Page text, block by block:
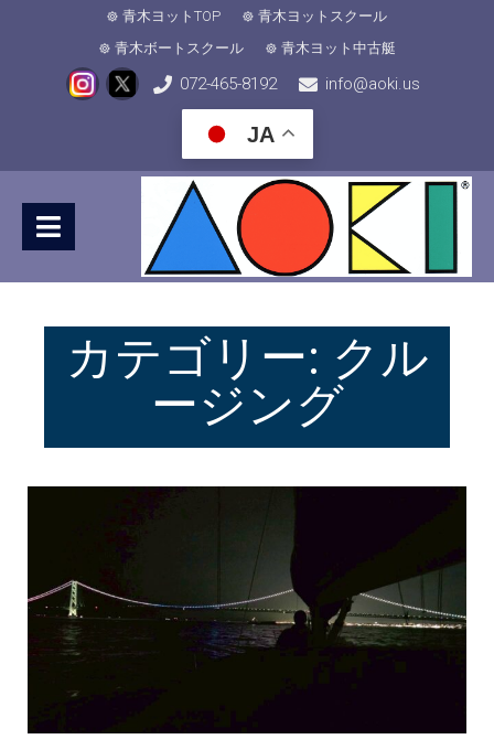
青木ヨットTOP
青木ヨットスクール
青木ボートスクール
青木ヨット中古艇
072-465-8192 info@aoki.us
JA
カテゴリー: クル
ージング